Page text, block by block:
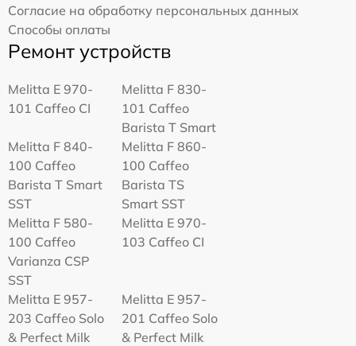
Согласие на обработку персональных данных
Способы оплаты
Ремонт устройств
Melitta Е 970-
101 Caffeo CI
Melitta F 830-
101 Caffeo
Barista T Smart
Melitta F 840-
100 Caffeo
Barista T Smart
SST
Melitta F 860-
100 Caffeo
Barista TS
Smart SST
Melitta F 580-
100 Caffeo
Varianza CSP
SST
Melitta Е 970-
103 Caffeo CI
Melitta E 957-
203 Caffeo Solo
& Perfect Milk
Melitta E 957-
201 Caffeo Solo
& Perfect Milk